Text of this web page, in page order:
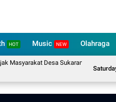
HOT Music NEW Olahraga
Desa Sukarame Mengubah